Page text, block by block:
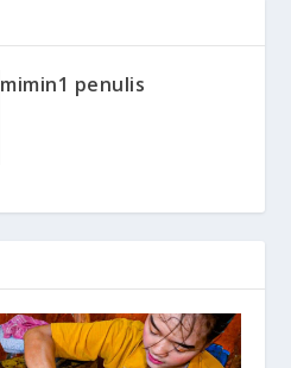
mimin1 penulis